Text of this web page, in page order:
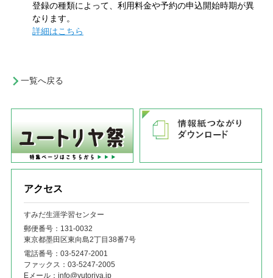
登録の種類によって、利用料金や予約の申込開始時期が異
なります。
詳細はこちら
一覧へ戻る
アクセス
すみだ生涯学習センター
郵便番号：131‐0032
東京都墨田区東向島2丁目38番7号
電話番号： 03-5247-2001
ファックス： 03-5247-2005
Eメール： info@yutoriya.jp